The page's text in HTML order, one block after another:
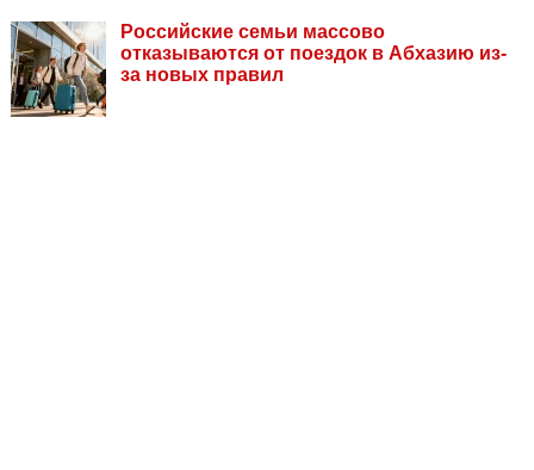
Российские семьи массово
отказываются от поездок в Абхазию из-
за новых правил